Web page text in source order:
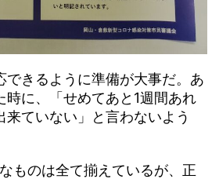
できるように準備が大事だ。あ
時に、「せめてあと1週間あれ
来ていない」と言わないよう
ものは全て揃えているが、正